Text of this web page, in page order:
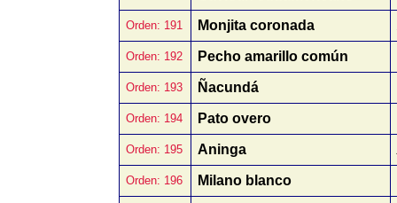
Orden: 191 Monjita coronada
Orden: 192 Pecho amarillo común
Orden: 193 Ñacundá
Orden: 194 Pato overo
Orden: 195 Aninga
Orden: 196 Milano blanco